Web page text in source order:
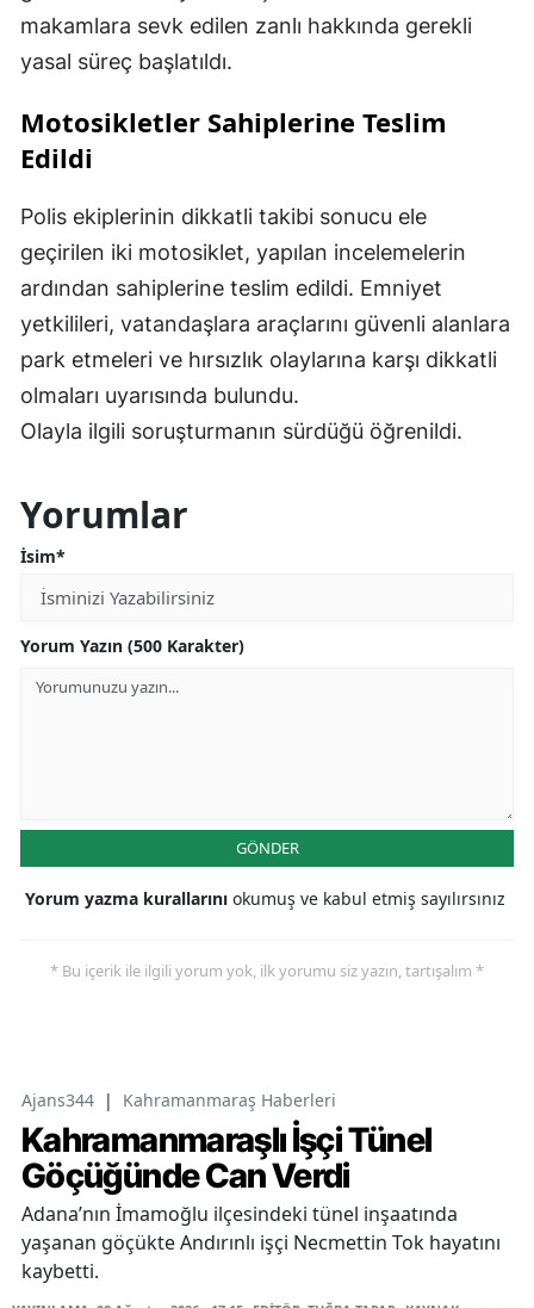
makamlara sevk edilen zanlı hakkında gerekli
yasal süreç başlatıldı.
Motosikletler Sahiplerine Teslim
Edildi
Polis ekiplerinin dikkatli takibi sonucu ele
geçirilen iki motosiklet, yapılan incelemelerin
ardından sahiplerine teslim edildi. Emniyet
yetkilileri, vatandaşlara araçlarını güvenli alanlara
park etmeleri ve hırsızlık olaylarına karşı dikkatli
olmaları uyarısında bulundu.
Olayla ilgili soruşturmanın sürdüğü öğrenildi.
Yorumlar
İsim*
Yorum Yazın (500 Karakter)
GÖNDER
Yorum yazma kurallarını okumuş ve kabul etmiş sayılırsınız
* Bu içerik ile ilgili yorum yok, ilk yorumu siz yazın, tartışalım *
Ajans344 | Kahramanmaraş Haberleri
Kahramanmaraşlı İşçi Tünel
Göçüğünde Can Verdi
Adana’nın İmamoğlu ilçesindeki tünel inşaatında
yaşanan göçükte Andırınlı işçi Necmettin Tok hayatını
kaybetti.